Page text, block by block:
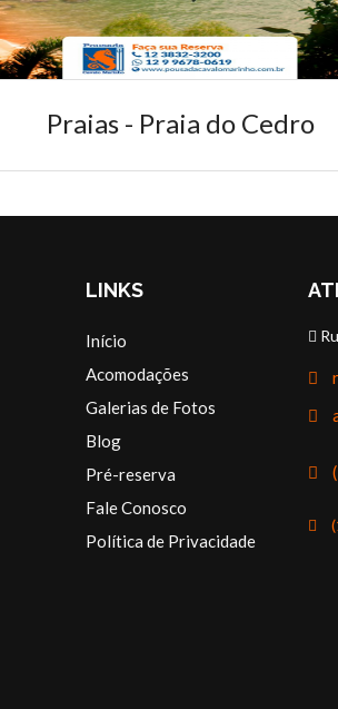
Praias - Praia do Cedro
LEIA MAIS
LINKS
Início
Acomodações
Galerias de Fotos
Blog
Pré-reserva
Fale Conosco
Política de Privacidade